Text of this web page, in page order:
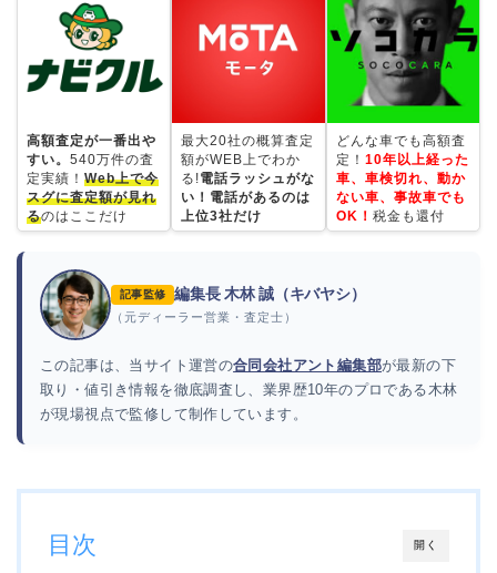
高額査定が一番出や
すい。 540万件の査
定実績！ Web上で今
スグに査定額が見れ
るのはここだけ
最大20社の概算査定
額がWEB上でわか
る!電話ラッシュがな
い！電話があるのは
上位3社だけ
どんな車でも高額査
定！ 10年以上経った
車、車検切れ、動か
ない車、事故車でも
OK！ 税金も還付
記事監修 編集長 木林 誠（キバヤシ）
（元ディーラー営業・査定士）
この記事は、当サイト運営の合同会社アント編集部が最新の下
取り・値引き情報を徹底調査し、業界歴10年のプロである木林
が現場視点で監修して制作しています。
開く
目次